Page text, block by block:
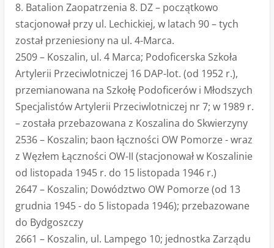
8. Batalion Zaopatrzenia 8. DZ – początkowo
stacjonował przy ul. Lechickiej, w latach 90 – tych
został przeniesiony na ul. 4-Marca.
2509 – Koszalin, ul. 4 Marca; Podoficerska Szkoła
Artylerii Przeciwlotniczej 16 DAP-lot. (od 1952 r.),
przemianowana na Szkołę Podoficerów i Młodszych
Specjalistów Artylerii Przeciwlotniczej nr 7; w 1989 r.
– została przebazowana z Koszalina do Skwierzyny
2536 – Koszalin; baon łączności OW Pomorze - wraz
z Węzłem Łączności OW-II (stacjonował w Koszalinie
od listopada 1945 r. do 15 listopada 1946 r.)
2647 – Koszalin; Dowództwo OW Pomorze (od 13
grudnia 1945 - do 5 listopada 1946); przebazowane
do Bydgoszczy
2661 – Koszalin, ul. Lampego 10; jednostka Zarządu